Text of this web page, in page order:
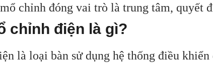
chỉnh đóng vai trò là trung tâm, quyết
chỉnh điện là gì?
là loại bàn sử dụng hệ thống điều